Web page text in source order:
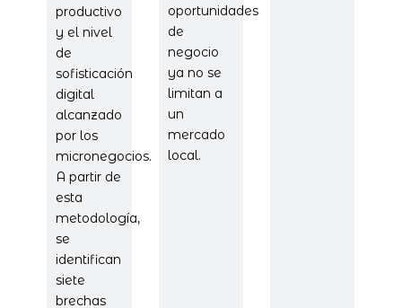
productivo
y el nivel
de
sofisticación
digital
alcanzado
por los
micronegocios.
A partir de
esta
metodología,
se
identifican
siete
brechas
oportunidades
de
negocio
ya no se
limitan a
un
mercado
local.